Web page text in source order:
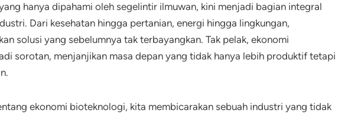
hanya dipahami oleh segelintir ilmuwan, kini menjadi bagian integral
Dari kesehatan hingga pertanian, energi hingga lingkungan,
solusi yang sebelumnya tak terbayangkan. Tak pelak, ekonomi
sorotan, menjanjikan masa depan yang tidak hanya lebih produktif tetapi
ekonomi bioteknologi, kita membicarakan sebuah industri yang tidak